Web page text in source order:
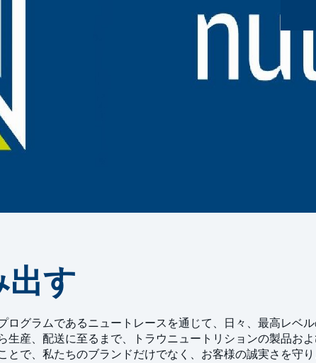
す
グラムであるニュートレースを通じて、日々、最高レベ
産、配送に至るまで、トラウニュートリションの製品お
で、私たちのブランドだけでなく、お客様の誠実さを守り